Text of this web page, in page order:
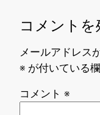
コメントを
メールアドレス
※ が付いている
コメント ※